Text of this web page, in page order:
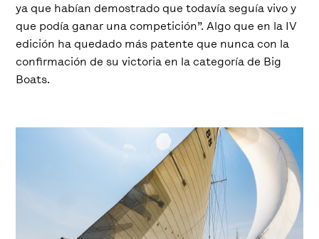
ya que habían demostrado que todavía seguía vivo y
que podía ganar una competición”. Algo que en la IV
edición ha quedado más patente que nunca con la
confirmación de su victoria en la categoría de Big
Boats.